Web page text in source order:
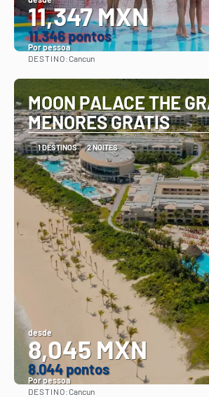
11,347 MXN
11.346 pontos
Por pessoa
DESTINO:Cancun
MOON PALACE THE
MENORES GRATIS
1 DESTINOS 2 NOITES
desde
8,045 MXN
8.044 pontos
Por pessoa
DESTINO:Cancun